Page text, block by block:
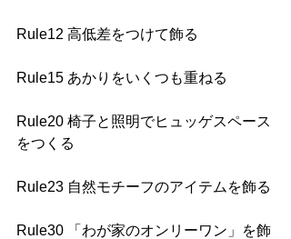
Rule12 高低差をつけて飾る
Rule15 あかりをいくつも重ねる
Rule20 椅子と照明でヒュッゲスペース
をつくる
Rule23 自然モチーフのアイテムを飾る
Rule30 「わが家のオンリーワン」を飾